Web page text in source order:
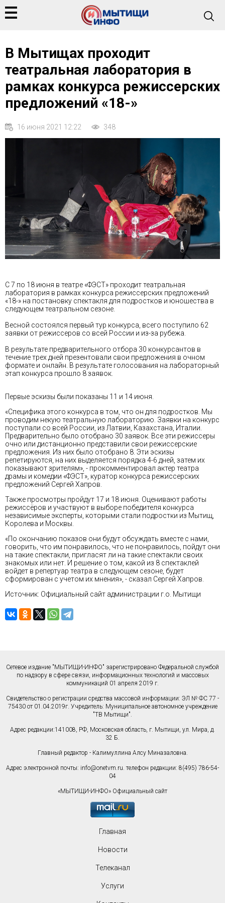
В Мытищах проходит
театральная лаборатория в
рамках конкурса режиссерских
предложений «18-»
16 июня 2021 12:22 348
С 7 по 18 июня в театре «ФЭСТ» проходит театральная
лаборатория в рамках конкурса режиссерских предложений
«18-» на постановку спектакля для подростков и юношества в
следующем театральном сезоне.
Весной состоялся первый тур конкурса, всего поступило 62
заявки от режиссеров со всей России и из-за рубежа.
В результате предварительного отбора 30 конкурсантов в
течение трех дней презентовали свои предложения в очном
формате и онлайн. В результате голосования на лабораторный
этап конкурса прошло 8 заявок.
Первые эскизы были показаны 11 и 14 июня.
«Специфика этого конкурса в том, что он для подростков. Мы
проводим некую театральную лабораторию. Заявки на конкурс
поступали со всей России, из Латвии, Казахстана, Италии.
Предварительно было отобрано 30 заявок. Все эти режиссеры
очно или дистанционно представили свои режиссерские
предложения. Из них было отобрано 8. Эти эскизы
репетируются, на них выделяется порядка 4-6 дней, затем их
показывают зрителям», - прокомментировал актер театра
драмы и комедии «ФЭСТ», куратор конкурса режиссерских
предложений Сергей Хапров.
Также просмотры пройдут 17 и 18 июня. Оценивают работы
режиссёров и участвуют в выборе победителя конкурса
независимые эксперты, которыми стали подростки из Мытищ,
Королева и Москвы.
«По окончанию показов они будут обсуждать вместе с нами,
говорить, что им понравилось, что не понравилось, пойдут они
на такие спектакли, пригласят ли на такие спектакли своих
знакомых или нет. И решение о том, какой из 8 спектаклей
войдет в репертуар театра в следующем сезоне, будет
сформирован с учетом их мнения», - сказал Сергей Хапров.
Источник: Официальный сайт администрации г.о. Мытищи
Сетевое издание "МЫТИЩИ-ИНФО" зарегистрировано Федеральной службой
по надзору в сфере связи, информационных технологий и массовых
коммуникаций 01 апреля 2019 г.
Свидетельство о регистрации средства массовой информации: ЭЛ № ФС 77 -
75430 от 01.04.2019г. Учредитель: Муниципальное автономное учреждение
"ТВ Мытищи".
Адрес редакции:141008, РФ, Московская область, г. Мытищи, ул. Мира, д.
32 Б.
Главный редактор - Калимуллина Алсу Миназаловна.
Адрес электронной почты: info@onetvm.ru. телефон редакции: 8(495) 786-54-
04
«МЫТИЩИ-ИНФО» Официальный сайт
Главная
Новости
Телеканал
Услуги